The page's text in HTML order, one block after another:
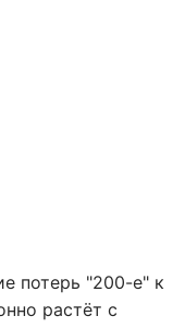
потерь "200-е" к
растёт с